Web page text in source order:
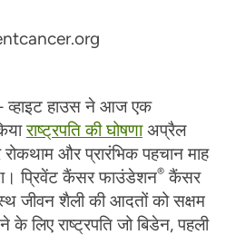
व्हाइट हाउस ने आज एक
राष्ट्रपति की घोषणाअप्रैल
और प्रारंभिक पहचान माह
प्रिवेंट कैंसर फाउंडेशन®कैंसर
जीवन शैली की आदतों को सक्षम
लिए राष्ट्रपति जो बिडेन, पहली